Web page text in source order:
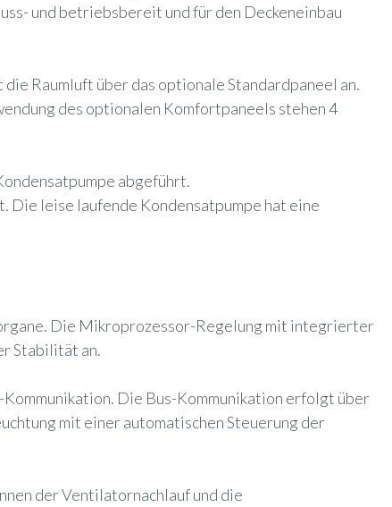
und betriebsbereit und für den Deckeneinbau
Raumluft über das optionale Standardpaneel an.
des optionalen Komfortpaneels stehen 4
abgeführt.
Die leise laufende Kondensatpumpe hat eine
Die Mikroprozessor-Regelung mit integrierter
Stabilität an.
Die Bus-Kommunikation erfolgt über
mit einer automatischen Steuerung der
der Ventilatornachlauf und die